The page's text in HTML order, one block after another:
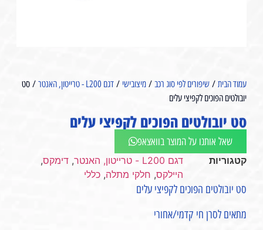
עמוד הבית/ שיפורים לפי סוג רכב/ מיצובישי / דגם L200 - טרייטון, האנטר
/ סט
יובולטים הפוכים לקפיצי עלים
סט יובולטים הפוכים לקפיצי עלים
שאל אותנו על המוצר בוואצאפ
קטגוריות דגם L200 - טרייטון, האנטר , דימקס,
היילקס, חלקי מתלה, כללי
סט יובולטים הפוכים לקפיצי עלים
מתאים לסרן חי קדמי/אחורי